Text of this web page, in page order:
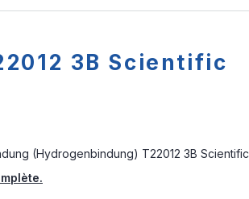
3B Scientific
(Hydrogenbindung) T22012 3B Scientific